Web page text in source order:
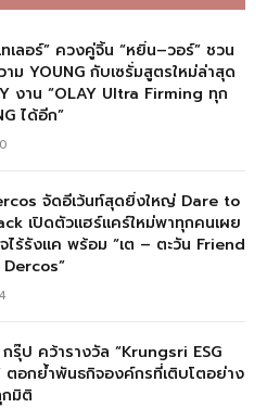
เลอร์” ควงคู่จิ้น “หยิ่น–วอร์” ชวน
าม YOUNG กับเซรั่มสูตรใหม่ล่าสุด
งาน “OLAY Ultra Firming ทุก
ได้อีก”
จัดอีเว้นท์สุดยิ่งใหญ่ Dare to
เปิดตัวแฮร์แคร์ใหม่พาทุกคนเผย
ไร้รังแค พร้อม “เต – ตะวัน Friend
รุ๊ป คว้ารางวัล “Krungsri ESG
ตอกย้ำพันธกิจองค์กรที่เติบโตอย่าง
มิติ